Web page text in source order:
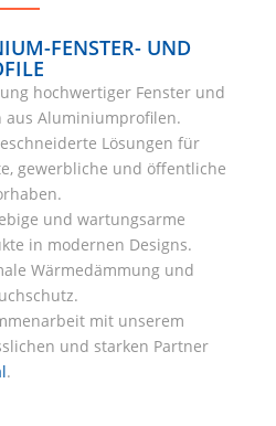
FENSTER- UND
hochwertiger Fenster und
aus Aluminiumprofilen.
Lösungen für
gewerbliche und öffentliche
und wartungsarme
in modernen Designs.
Wärmedämmung und
mit unserem
und starken Partner
.